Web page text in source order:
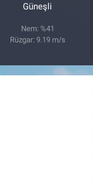
Güneşli
Nem: %41
Rüzgar: 9.19 m/s